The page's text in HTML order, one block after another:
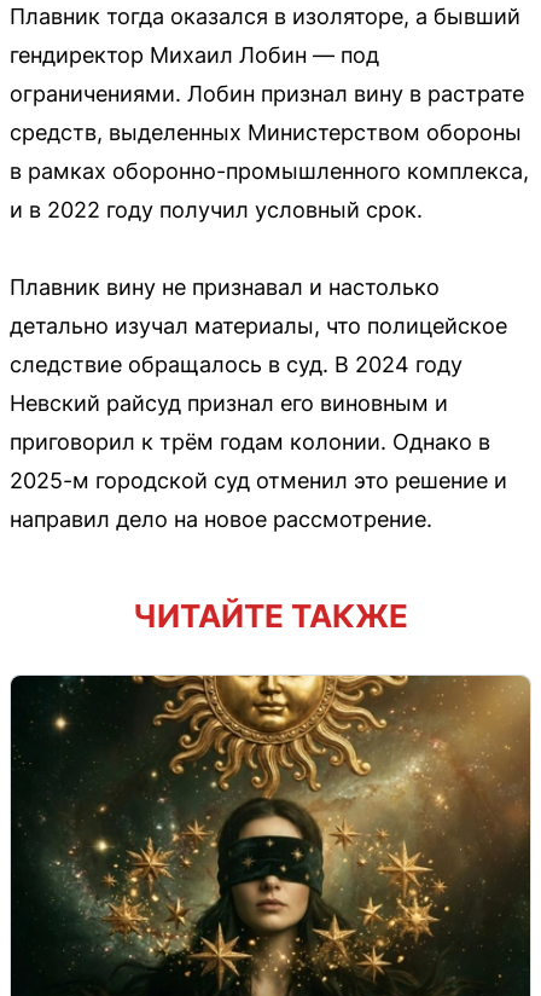
Плавник тогда оказался в изоляторе, а бывший
гендиректор Михаил Лобин — под
ограничениями. Лобин признал вину в растрате
средств, выделенных Министерством обороны
в рамках оборонно-промышленного комплекса,
и в 2022 году получил условный срок.
Плавник вину не признавал и настолько
детально изучал материалы, что полицейское
следствие обращалось в суд. В 2024 году
Невский райсуд признал его виновным и
приговорил к трём годам колонии. Однако в
2025-м городской суд отменил это решение и
направил дело на новое рассмотрение.
ЧИТАЙТЕ ТАКЖЕ